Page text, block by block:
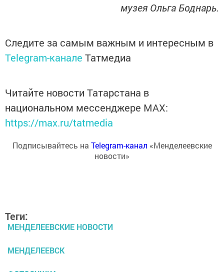
музея Ольга Боднарь.
Следите за самым важным и интересным в
Telegram-канале Татмедиа
Читайте новости Татарстана в
национальном мессенджере MАХ:
https://max.ru/tatmedia
Подписывайтесь на Telegram-канал «Менделеевские
новости»
Теги:
МЕНДЕЛЕЕВСКИЕ НОВОСТИ
МЕНДЕЛЕЕВСК